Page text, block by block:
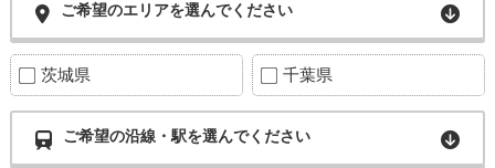
ご希望のエリアを選んでください
茨城県 千葉県
ご希望の沿線・駅を選んでください